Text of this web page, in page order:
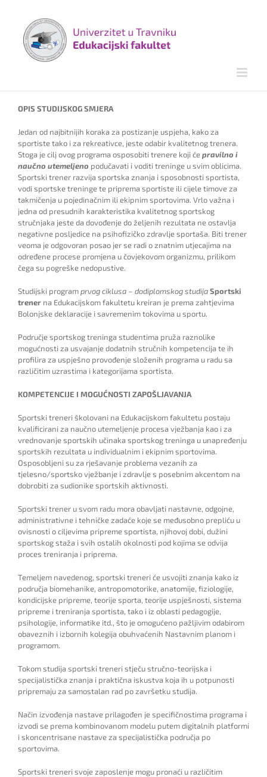
content
OPIS STUDIJSKOG SMJERA
Jedan od najbitnijih koraka za postizanje uspjeha, kako za
sportiste tako i za rekreativce, jeste odabir kvalitetnog trenera.
Stoga je cilj ovog programa osposobiti trenere koji ćepravilno i
naučno utemeljeno podučavati i voditi treninge u svim oblicima.
Sportski trener razvija sportska znanja i sposobnosti sportista,
vodi sportske treninge te priprema sportiste ili cijele timove za
takmičenja u pojedinačnim ili ekipnim sportovima. Vrlo važna i
jedna od presudnih karakteristika kvalitetnog sportskog
stručnjaka jeste da dovođenje do željenih rezultata ne ostavlja
negativne posljedice na psihofizičko zdravlje sportaša. Biti trener
veoma je odgovoran posao jer se radi o znatnim utjecajima na
određene procese promjena u čovjekovom organizmu, prilikom
čega su pogreške nedopustive.
Studijski programprvog ciklusa – dodiplomskog studijaSportski
trener na Edukacijskom fakultetu kreiran je prema zahtjevima
Bolonjske deklaracije i savremenim tokovima u sportu.
Područje sportskog treninga studentima pruža raznolike
mogućnosti za usvajanje dodatnih stručnih kompetencija te ih
profilira za uspješno provođenje složenih programa u radu sa
različitim uzrastima i kategorijama sportista.
KOMPETENCIJE I MOGUĆNOSTI ZAPOŠLJAVANJA
Sportski treneri školovani na Edukacijskom fakultetu postaju
kvalificirani za naučno utemeljenje procesa vježbanja kao i za
vrednovanje sportskih učinaka sportskog treninga u unapređenju
sportskih rezultata u individualnim i ekipnim sportovima.
Osposobljeni su za rješavanje problema vezanih za
tjelesno/sportsko vježbanje i zdravlje s posebnim akcentom na
dobrobiti za sudionike sportskih aktivnosti.
Sportski trener u svom radu mora obavljati nastavne, odgojne,
administrativne i tehničke zadaće koje se međusobno prepliću u
ovisnosti o ciljevima pripreme sportista, njihovoj dobi, dužini
sportskog staža i svih ostalih okolnosti pod kojima se odvija
proces treniranja i priprema.
Temeljem navedenog, sportski treneri će usvojiti znanja kako iz
područja biomehanike, antropomotorike, anatomije, fiziologije,
kondicijske pripreme, teorije sporta, teorije uspješnosti, sistema
pripreme i treniranja sportista, tako i iz oblasti pedagogije,
psihologije, informatike itd., što je omogućeno pažljivim odabirom
obaveznih i izbornih kolegija obuhvaćenih Nastavnim planom i
programom.
Tokom studija sportski treneri stječu stručno-teorijska i
specijalistička znanja i praktična iskustva koja ih u potpunosti
pripremaju za samostalan rad po završetku studija.
Način izvođenja nastave prilagođen je specifičnostima programa i
izvodi se prema kombinovanom modelu putem digitalnih platformi
i skoncentrisane nastave za specijalistička područja po
sportovima.
Sportski treneri svoje zaposlenje mogu pronaći u različitim